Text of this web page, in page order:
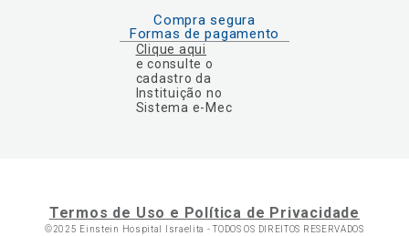
Compra segura
Formas de pagamento
Clique aqui
e consulte o
cadastro da
Instituição no
Sistema e-Mec
Termos de Uso e Política de Privacidade
©2025 Einstein Hospital Israelita -TODOS OS DIREITOS RESERVADOS